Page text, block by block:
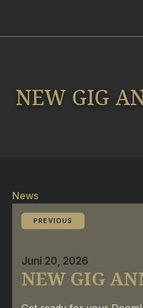
NEW GIG
News
PREVIOUS
Juni 20, 2026
NEW GIG